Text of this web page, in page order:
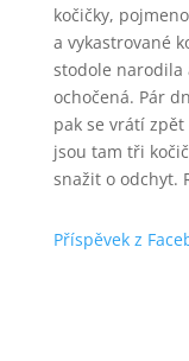
kočičky,
a vykastrované
stodole narodila
ochočená. Pár
pak se vrátí zpět
jsou tam tři
snažit o odchyt.
Příspěvek z